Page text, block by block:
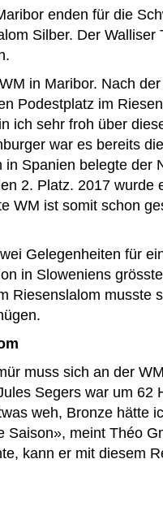
enden für die
Silber. Der Walliser
in Maribor. Nach
Podestplatz im
ich sehr froh über
war es bereits
Spanien belegte der
2. Platz. 2017 wurde
WM ist somit schon
Gelegenheiten für
in Sloweniens
Riesenslalom musste
muss sich an der
Segers war um 62
weh, Bronze hätte
Saison», meint Théo
kann er mit diesem